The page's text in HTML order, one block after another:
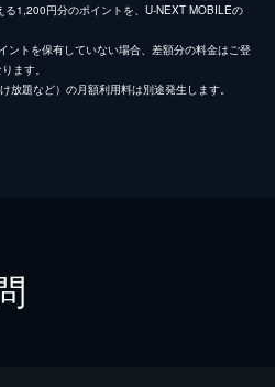
1,200円分のポイントを、U-NEXT MOBILEの
ントを保有していない場合、差額分の料金はご登
ます。
題など）の月額利用料は別途発生します。